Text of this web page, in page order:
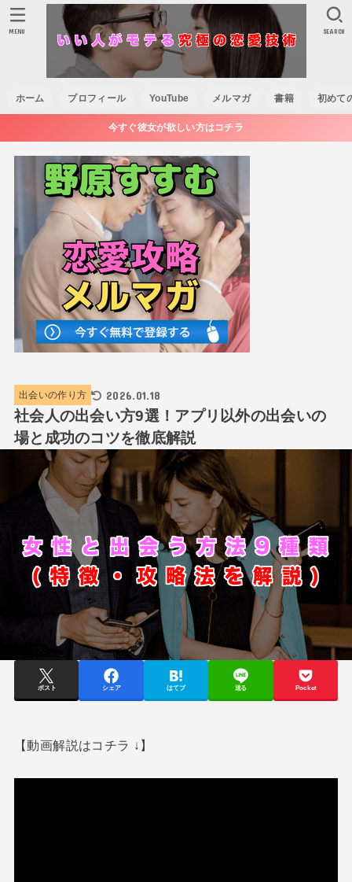
ホーム プロフィール YouTube メルマガ 書籍 初めて
SEARCH
MENU
今すぐ彼女が欲しい方はコチラ
出会いの作り方 2026.01.18
社会人の出会い方9選！アプリ以外の出会いの
場と成功のコツを徹底解説
ポスト シェア はてブ 送る Pocket
【動画解説はコチラ ↓】